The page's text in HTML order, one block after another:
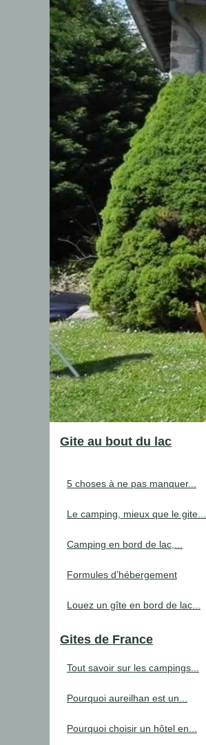
Gite au bout du lac
5 choses à ne pas manquer...
Le camping, mieux que le gite...
Camping en bord de lac,...
Formules d’hébergement
Louez un gîte en bord de lac...
Gites de France
Tout savoir sur les campings...
Pourquoi aureilhan est un...
Pourquoi choisir un hôtel en...